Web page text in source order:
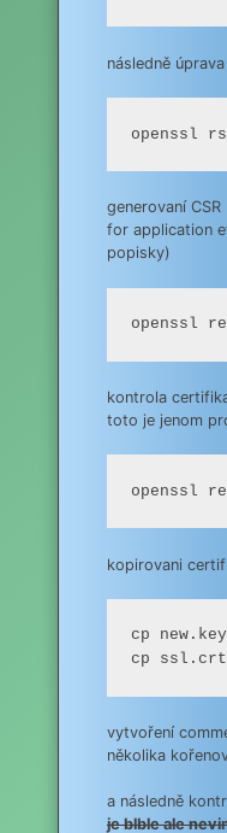
následně
openssl
generovaní
for application
popisky)
openssl
kontrola
toto je jenom
openssl
kopirovani
cp
cp ssl.crt
vytvoření
několika
a následně
je blble ale